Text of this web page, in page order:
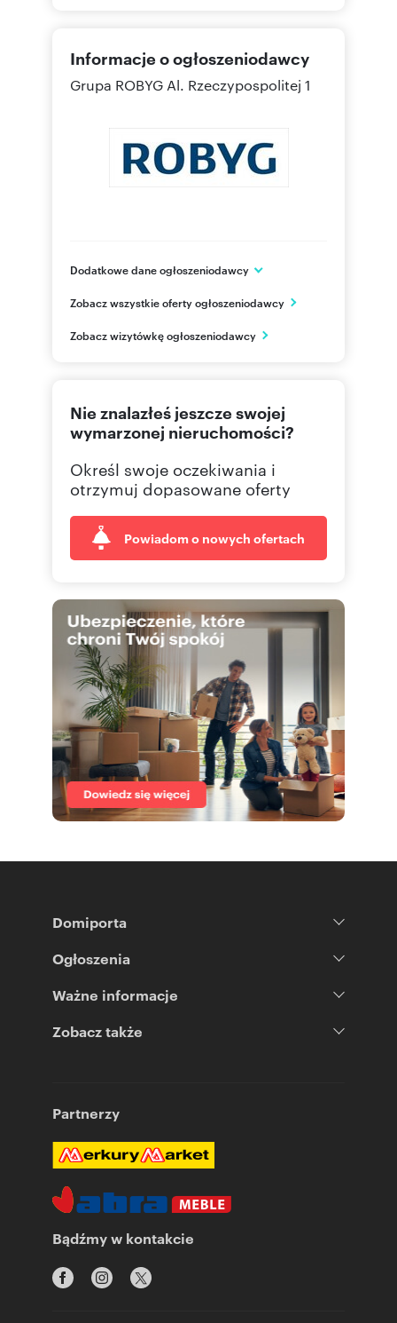
Informacje o ogłoszeniodawcy
Grupa ROBYG Al. Rzeczypospolitej 1
Dodatkowe dane ogłoszeniodawcy
Al. Rzeczypospolitej 1
mazowieckie
(22) 4 Pokaż fax
Zobacz wszystkie oferty ogłoszeniodawcy
Zobacz wizytówkę ogłoszeniodawcy
Nie znalazłeś jeszcze swojej
wymarzonej nieruchomości?
Określ swoje oczekiwania i
otrzymuj dopasowane oferty
Powiadom o nowych ofertach
Domiporta
Ogłoszenia
Ważne informacje
Zobacz także
Partnerzy
Bądźmy w kontakcie